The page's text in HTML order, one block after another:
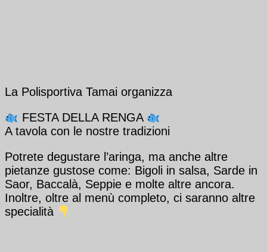
La Polisportiva Tamai organizza
FESTA DELLA RENGA
A tavola con le nostre tradizioni
Potrete degustare l’aringa, ma anche altre
pietanze gustose come: Bigoli in salsa, Sarde in
Saor, Baccalà, Seppie e molte altre ancora.
Inoltre, oltre al menù completo, ci saranno altre
specialità